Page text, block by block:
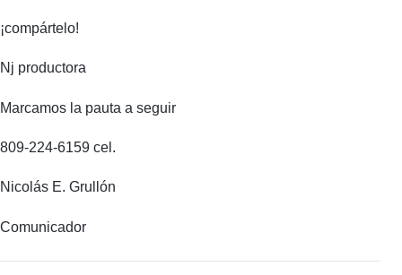
¡compártelo!
Nj productora
Marcamos la pauta a seguir
809-224-6159 cel.
Nicolás E. Grullón
Comunicador